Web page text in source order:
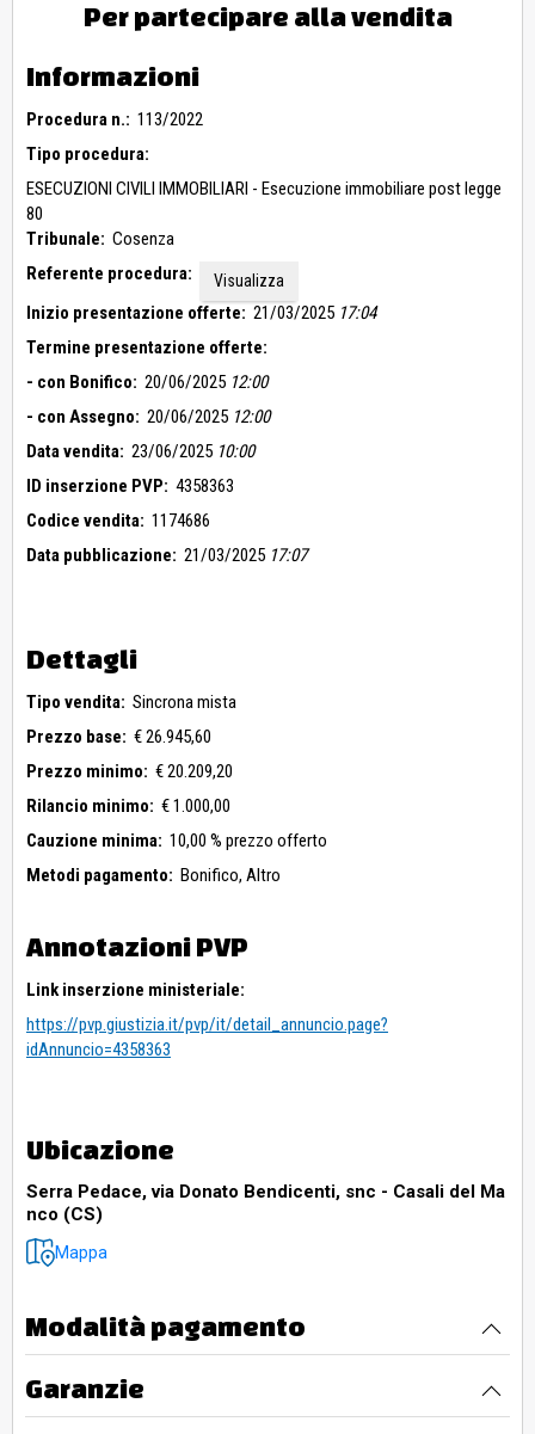
Per partecipare alla vendita
Informazioni
Procedura n.: 113/2022
Tipo procedura:
ESECUZIONI CIVILI IMMOBILIARI - Esecuzione immobiliare post legge
80
Tribunale: Cosenza
Referente procedura:
Visualizza
Inizio presentazione offerte: 21/03/2025 17:04
Termine presentazione offerte:
- con Bonifico: 20/06/2025 12:00
- con Assegno: 20/06/2025 12:00
Data vendita: 23/06/2025 10:00
ID inserzione PVP: 4358363
Codice vendita: 1174686
Data pubblicazione: 21/03/2025 17:07
Dettagli
Tipo vendita: Sincrona mista
Prezzo base: € 26.945,60
Prezzo minimo: € 20.209,20
Rilancio minimo: € 1.000,00
Cauzione minima: 10,00 % prezzo offerto
Metodi pagamento: Bonifico, Altro
Annotazioni PVP
Link inserzione ministeriale:
https://pvp.giustizia.it/pvp/it/detail_annuncio.page?
idAnnuncio=4358363
Ubicazione
Serra Pedace, via Donato Bendicenti, snc - Casali del Ma
nco (CS)
Mappa
Modalità pagamento
Garanzie